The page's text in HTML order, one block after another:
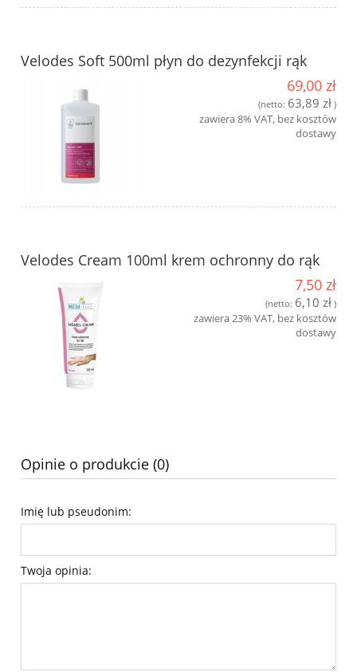
Velodes Soft 500ml płyn do dezynfekcji rąk
69,00 zł
(netto: 63,89 zł )
zawiera 8% VAT, bez kosztów
dostawy
Velodes Cream 100ml krem ochronny do rąk
7,50 zł
(netto: 6,10 zł )
zawiera 23% VAT, bez kosztów
dostawy
Opinie o produkcie (0)
Imię lub pseudonim:
Twoja opinia: